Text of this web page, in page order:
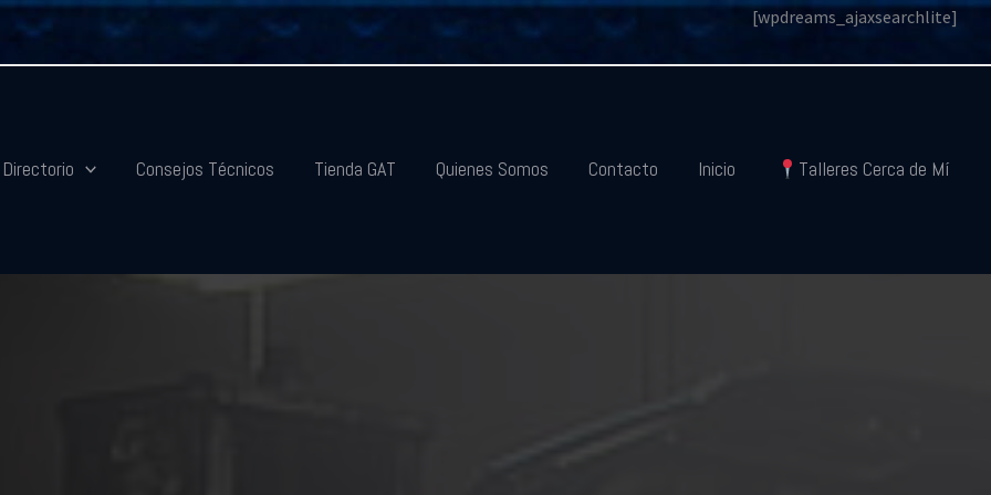
[wpdreams_ajaxsearchlite]
Directorio Consejos Técnicos Tienda GAT Quienes Somos Contacto Inicio Talleres Cerca de Mí